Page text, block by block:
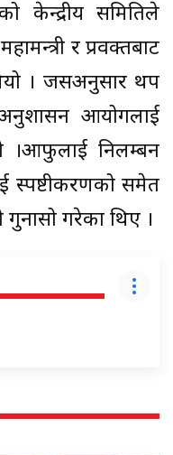
केन्द्रीय समितिले
र प्रवक्तबाट
। जसअनुसार थप
अनुशासन आयोगलाई
।आफुलाई निलम्बन
समेत
गरेका थिए ।